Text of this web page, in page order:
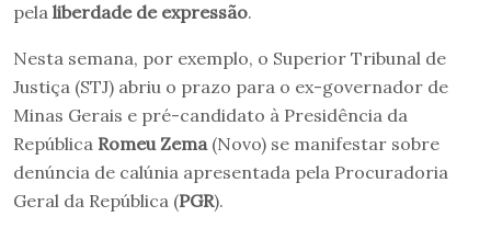
pela liberdade de expressão.
Nesta semana, por exemplo, o Superior Tribunal de
Justiça (STJ) abriu o prazo para o ex-governador de
Minas Gerais e pré-candidato à Presidência da
República Romeu Zema(Novo) se manifestar sobre
denúncia de calúnia apresentada pela Procuradoria
Geral da República (PGR).